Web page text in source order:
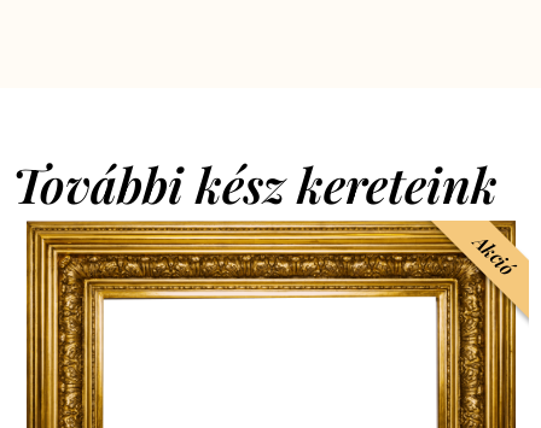
További kész kereteink
Akció